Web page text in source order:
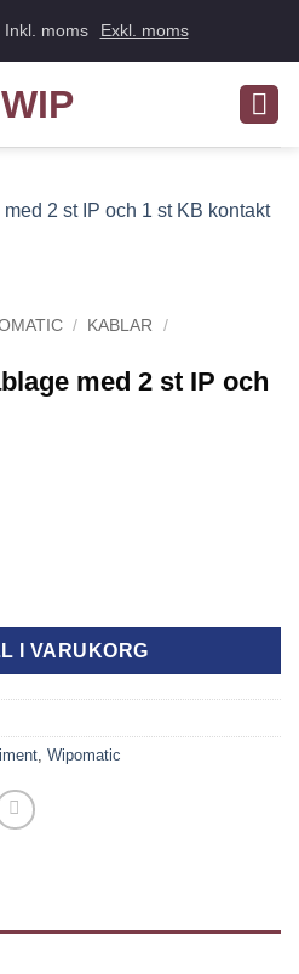
Inkl. moms Exkl. moms
/ KABLAR /
med 2 st IP och
2 st IP och 1 st KB kontakt mängd
I VARUKORG
, Wipomatic